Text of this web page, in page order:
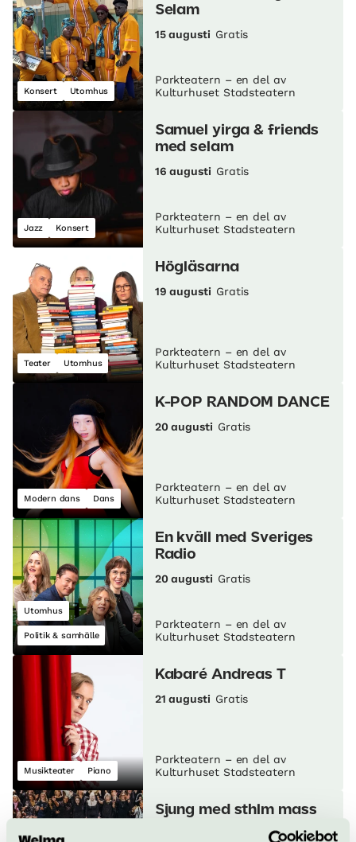
Konsert Utomhus
Selam
15 augusti Gratis
Parkteatern – en del av
Kulturhuset Stadsteatern
Jazz Konsert
Samuel yirga & friends
med selam
16 augusti Gratis
Parkteatern – en del av
Kulturhuset Stadsteatern
Teater Utomhus
Högläsarna
19 augusti Gratis
Parkteatern – en del av
Kulturhuset Stadsteatern
Modern dans Dans
K-POP RANDOM DANCE
20 augusti Gratis
Parkteatern – en del av
Kulturhuset Stadsteatern
Utomhus
Politik & samhälle
En kväll med Sveriges
Radio
20 augusti Gratis
Parkteatern – en del av
Kulturhuset Stadsteatern
Musikteater Piano
Kabaré Andreas T
21 augusti Gratis
Parkteatern – en del av
Kulturhuset Stadsteatern
Sjung med sthlm mass